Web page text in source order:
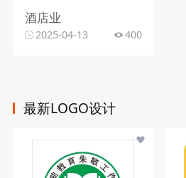
酒店业
2025-04-13 400
最新LOGO设计